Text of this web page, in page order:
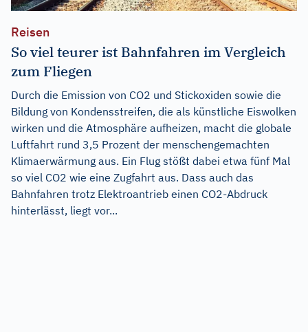
Reisen
So viel teurer ist Bahnfahren im Vergleich
zum Fliegen
Durch die Emission von CO2 und Stickoxiden sowie die
Bildung von Kondensstreifen, die als künstliche Eiswolken
wirken und die Atmosphäre aufheizen, macht die globale
Luftfahrt rund 3,5 Prozent der menschengemachten
Klimaerwärmung aus. Ein Flug stößt dabei etwa fünf Mal
so viel CO2 wie eine Zugfahrt aus. Dass auch das
Bahnfahren trotz Elektroantrieb einen CO2-Abdruck
hinterlässt, liegt vor...